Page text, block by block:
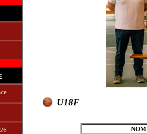
U18F
NOM